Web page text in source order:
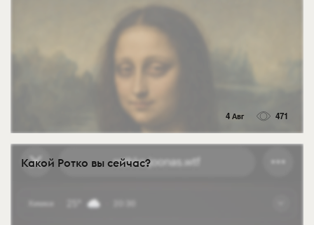
4 Авг 471
Какой Ротко вы сейчас?